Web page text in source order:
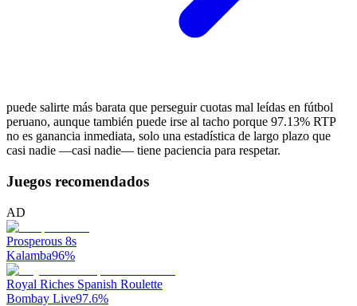
puede salirte más barata que perseguir cuotas mal leídas en fútbol
peruano, aunque también puede irse al tacho porque 97.13% RTP
no es ganancia inmediata, solo una estadística de largo plazo que
casi nadie —casi nadie— tiene paciencia para respetar.
Juegos recomendados
AD
Prosperous 8s
Kalamba96%
Royal Riches Spanish Roulette
Bombay Live97.6%